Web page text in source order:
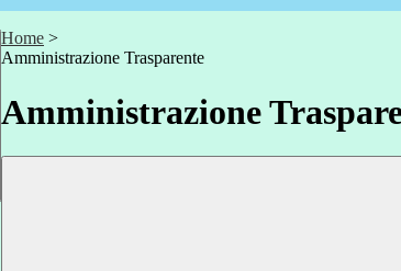
Home >
Amministrazione Trasparente
Amministrazione